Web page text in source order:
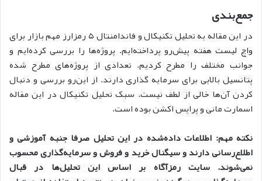
جمع‌بندی
در این مقاله به تحلیل تکنیکال و فاندامنتال ۵ رمزارز مهم بازار برای
واچ لیست هفته‌ پیش‌رو پرداخته‌ایم. پروژه‌ها را بررسی کرده‌ایم و
جوانب مختلف را مطرح کردیم. تعدادی از پروژه‌های مطرح شده
پتانسیل بالایی برای سرمایه گذاری دارند. از این‌رو بررسی و دنبال
کردن آن‌ها خالی از لطف نیست. سبک تحلیل تکنیکال در این مقاله
اسمارت مانی و پرایس اکشن بوده است.
نکته مهم: اطلاعات داده‌شده در این تحلیل صرفا جنبه آموزشی و
اطلاع‌رسانی دارند و سیگنال خرید و فروش و سرمایه‌گذاری محسوب
نمی‌شوند. سایت رمزآگاه بر اساس این تحلیل‌ها در قبال